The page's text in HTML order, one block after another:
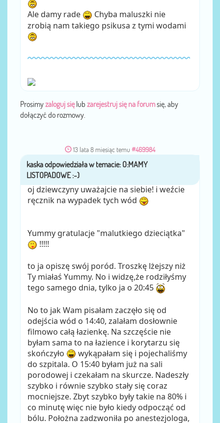
Ale damy rade
Chyba maluszki nie
zrobią nam takiego psikusa z tymi wodami
Prosimyzaloguj sięlub zarejestruj się na forumsię, aby
dołączyć do rozmowy.
13 lata 8 miesiąc temu #469984
przezkaska
oj dziewczyny uważajcie na siebie! i weźcie
ręcznik na wypadek tych wód
Yummy gratulacje "malutkiego dzieciątka"
!!!!!
to ja opiszę swój poród. Troszkę lżejszy niż
Ty miałaś Yummy. No i widzę,że rodziłyśmy
tego samego dnia, tylko ja o 20:45
No to jak Wam pisałam zaczęło się od
odejścia wód o 14:40, zalałam dosłownie
filmowo całą łazienkę. Na szczęście nie
byłam sama to na łazience i korytarzu się
skończyło
wykąpałam się i pojechaliśmy
do szpitala. O 15:40 byłam już na sali
porodowej i czekałam na skurcze. Nadeszły
szybko i równie szybko stały się coraz
mocniejsze. Zbyt szybko były takie na 80% i
co minutę więc nie było kiedy odpocząć od
bólu. Położna zadzwoniła po anestezjologa,